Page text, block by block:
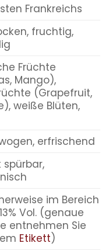
Frankreichs
fruchtig,
Früchte
Mango),
(Grapefruit,
weiße Blüten,
erfrischend
spürbar,
im Bereich
Vol. (genaue
entnehmen Sie
Etikett)